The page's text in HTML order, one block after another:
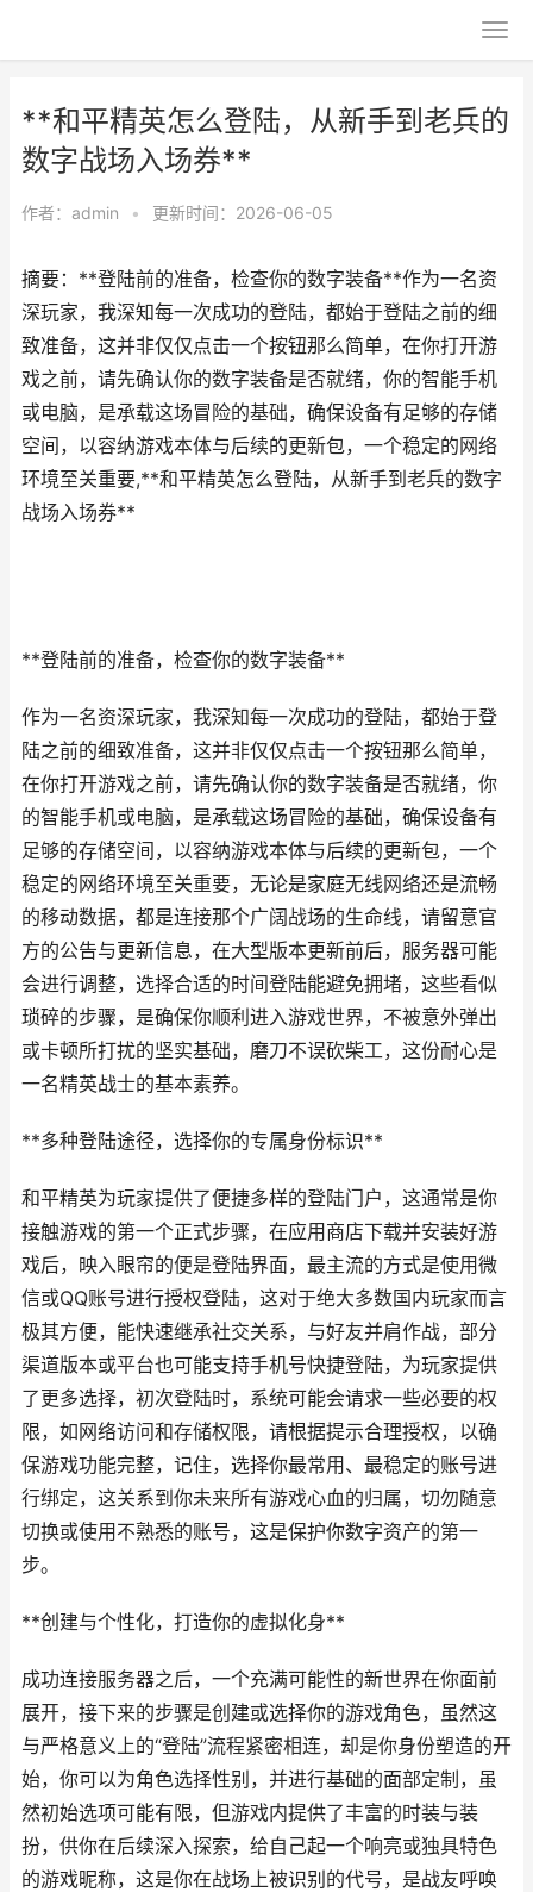
**和平精英怎么登陆，从新手到老兵的
数字战场入场券**
作者： admin • 更新时间：2026-06-05
摘要：**登陆前的准备，检查你的数字装备**作为一名资
深玩家，我深知每一次成功的登陆，都始于登陆之前的细
致准备，这并非仅仅点击一个按钮那么简单，在你打开游
戏之前，请先确认你的数字装备是否就绪，你的智能手机
或电脑，是承载这场冒险的基础，确保设备有足够的存储
空间，以容纳游戏本体与后续的更新包，一个稳定的网络
环境至关重要,**和平精英怎么登陆，从新手到老兵的数字
战场入场券**
**登陆前的准备，检查你的数字装备**
作为一名资深玩家，我深知每一次成功的登陆，都始于登
陆之前的细致准备，这并非仅仅点击一个按钮那么简单，
在你打开游戏之前，请先确认你的数字装备是否就绪，你
的智能手机或电脑，是承载这场冒险的基础，确保设备有
足够的存储空间，以容纳游戏本体与后续的更新包，一个
稳定的网络环境至关重要，无论是家庭无线网络还是流畅
的移动数据，都是连接那个广阔战场的生命线，请留意官
方的公告与更新信息，在大型版本更新前后，服务器可能
会进行调整，选择合适的时间登陆能避免拥堵，这些看似
琐碎的步骤，是确保你顺利进入游戏世界，不被意外弹出
或卡顿所打扰的坚实基础，磨刀不误砍柴工，这份耐心是
一名精英战士的基本素养。
**多种登陆途径，选择你的专属身份标识**
和平精英为玩家提供了便捷多样的登陆门户，这通常是你
接触游戏的第一个正式步骤，在应用商店下载并安装好游
戏后，映入眼帘的便是登陆界面，最主流的方式是使用微
信或QQ账号进行授权登陆，这对于绝大多数国内玩家而言
极其方便，能快速继承社交关系，与好友并肩作战，部分
渠道版本或平台也可能支持手机号快捷登陆，为玩家提供
了更多选择，初次登陆时，系统可能会请求一些必要的权
限，如网络访问和存储权限，请根据提示合理授权，以确
保游戏功能完整，记住，选择你最常用、最稳定的账号进
行绑定，这关系到你未来所有游戏心血的归属，切勿随意
切换或使用不熟悉的账号，这是保护你数字资产的第一
步。
**创建与个性化，打造你的虚拟化身**
成功连接服务器之后，一个充满可能性的新世界在你面前
展开，接下来的步骤是创建或选择你的游戏角色，虽然这
与严格意义上的“登陆”流程紧密相连，却是你身份塑造的开
始，你可以为角色选择性别，并进行基础的面部定制，虽
然初始选项可能有限，但游戏内提供了丰富的时装与装
扮，供你在后续深入探索，给自己起一个响亮或独具特色
的游戏昵称，这是你在战场上被识别的代号，是战友呼唤